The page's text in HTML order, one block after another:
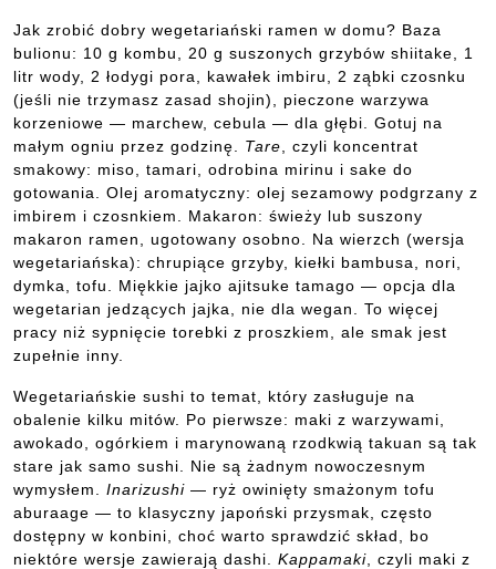
Jak zrobić dobry wegetariański ramen w domu? Baza
bulionu: 10 g kombu, 20 g suszonych grzybów shiitake, 1
litr wody, 2 łodygi pora, kawałek imbiru, 2 ząbki czosnku
(jeśli nie trzymasz zasad shojin), pieczone warzywa
korzeniowe — marchew, cebula — dla głębi. Gotuj na
małym ogniu przez godzinę. Tare , czyli koncentrat
smakowy: miso, tamari, odrobina mirinu i sake do
gotowania. Olej aromatyczny: olej sezamowy podgrzany z
imbirem i czosnkiem. Makaron: świeży lub suszony
makaron ramen, ugotowany osobno. Na wierzch (wersja
wegetariańska): chrupiące grzyby, kiełki bambusa, nori,
dymka, tofu. Miękkie jajko ajitsuke tamago — opcja dla
wegetarian jedzących jajka, nie dla wegan. To więcej
pracy niż sypnięcie torebki z proszkiem, ale smak jest
zupełnie inny.
Wegetariańskie sushi to temat, który zasługuje na
obalenie kilku mitów. Po pierwsze: maki z warzywami,
awokado, ogórkiem i marynowaną rzodkwią takuan są tak
stare jak samo sushi. Nie są żadnym nowoczesnym
wymysłem. Inarizushi — ryż owinięty smażonym tofu
aburaage — to klasyczny japoński przysmak, często
dostępny w konbini, choć warto sprawdzić skład, bo
niektóre wersje zawierają dashi. Kappamaki , czyli maki z